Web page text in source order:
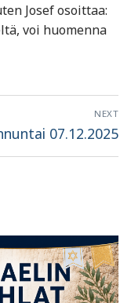
Josef osoittaa:
voi huomenna
NEXT
07.12.2025